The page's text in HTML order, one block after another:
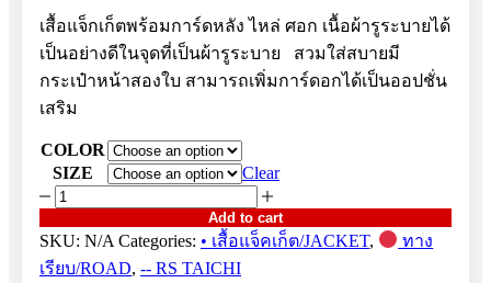
เสื้อแจ็กเก็ตพร้อมการ์ดหลัง ไหล่ ศอก เนื้อผ้ารูระบายได้
เป็นอย่างดีในจุดที่เป็นผ้ารูระบาย สวมใส่สบายมี
กระเป๋าหน้าสองใบ สามารถเพิ่มการ์ดอกได้เป็นออปชั่น
เสริม
COLOR
SIZE
Clear
RSJ353
MILES
AIR
JACKET
KHAKI
Add to cart
SKU: N/A Categories: • เสื้อแจ็คเก็ต/JACKET,
ทาง
เรียบ/ROAD, -- RS TAICHI